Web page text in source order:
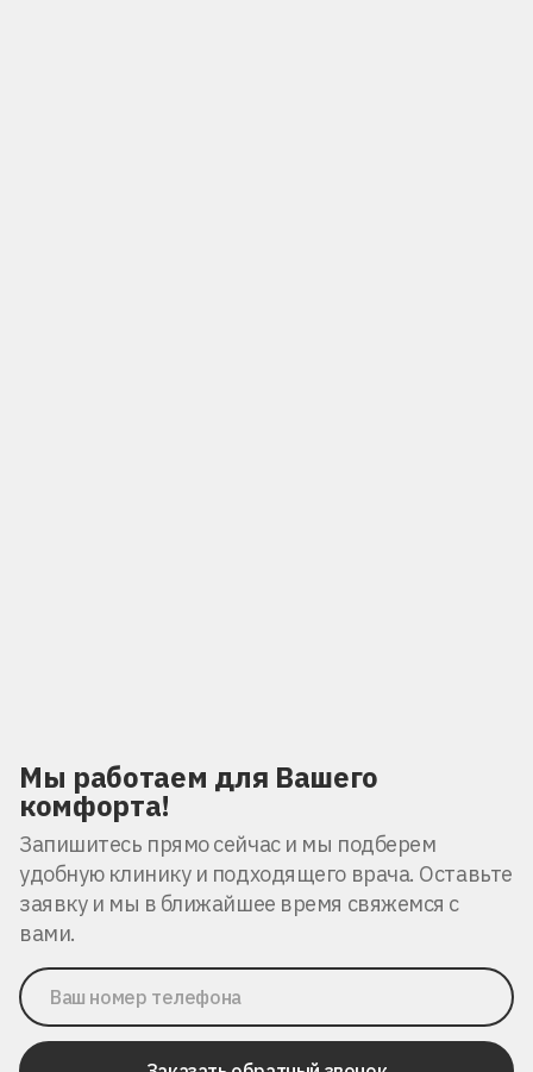
Мы работаем для Вашего
комфорта!
Запишитесь прямо сейчас и мы подберем
удобную клинику и подходящего врача. Оставьте
заявку и мы в ближайшее время свяжемся с
вами.